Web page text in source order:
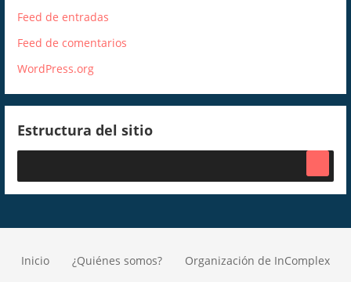
Feed de entradas
Feed de comentarios
WordPress.org
Estructura del sitio
Inicio ¿Quiénes somos? Organización de InComplex